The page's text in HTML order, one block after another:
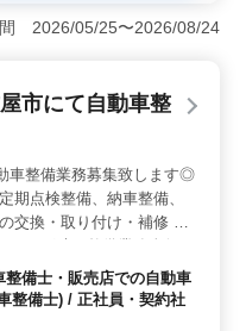
す。週休2日制で、残業
の両立がしやすいで
。自動車整備経験が5年
広い整備業務に携わり
いうことで、豊富な経
います。 ＜福利厚生
1,000円〜1,600円の水
。通勤手当や福利厚生
環境が整っています。
、健康面でも安心で
2026/05/25〜2026/08/24
市にて自動車整
車整備業務募集致します◎
期点検整備、納車整備、
交換・取り付け・補修 ・
もり対応 ・フロント業務
ビ・ETCの設置 ・オーデ
備士・販売店での自動車
整備士) / 正社員・契約社